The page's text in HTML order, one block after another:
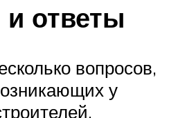
ответы
вопросов,
у